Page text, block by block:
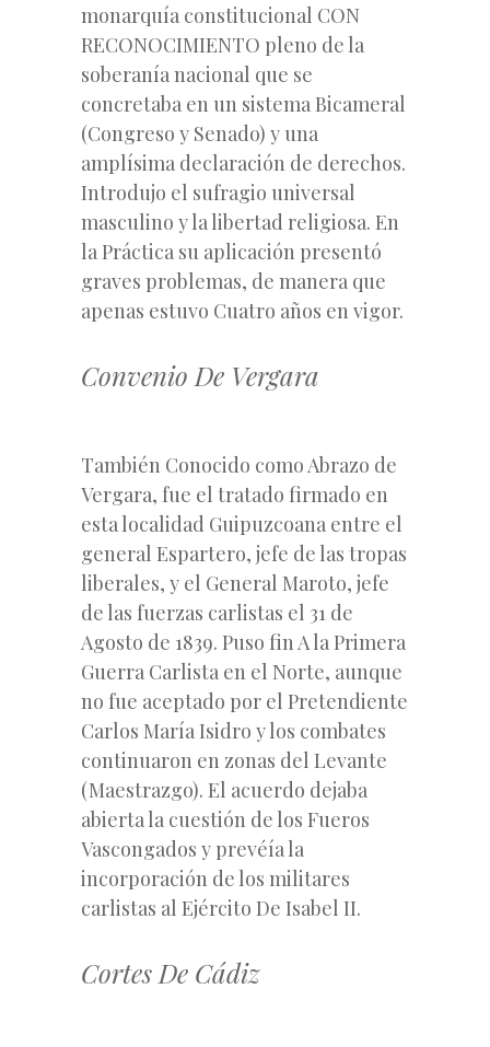
monarquía constitucional CON
RECONOCIMIENTO pleno de la
soberanía nacional que se
concretaba en un sistema Bicameral
(Congreso y Senado) y una
amplísima declaración de derechos.
Introdujo el sufragio universal
masculino y la libertad religiosa. En
la Práctica su aplicación presentó
graves problemas, de manera que
apenas estuvo Cuatro años en vigor.
Convenio De Vergara
También Conocido como Abrazo de
Vergara, fue el tratado firmado en
esta localidad Guipuzcoana entre el
general Espartero, jefe de las tropas
liberales, y el General Maroto, jefe
de las fuerzas carlistas el 31 de
Agosto de 1839. Puso fin A la Primera
Guerra Carlista en el Norte, aunque
no fue aceptado por el Pretendiente
Carlos María Isidro y los combates
continuaron en zonas del Levante
(Maestrazgo). El acuerdo dejaba
abierta la cuestión de los Fueros
Vascongados y prevéía la
incorporación de los militares
carlistas al Ejército De Isabel II.
Cortes De Cádiz